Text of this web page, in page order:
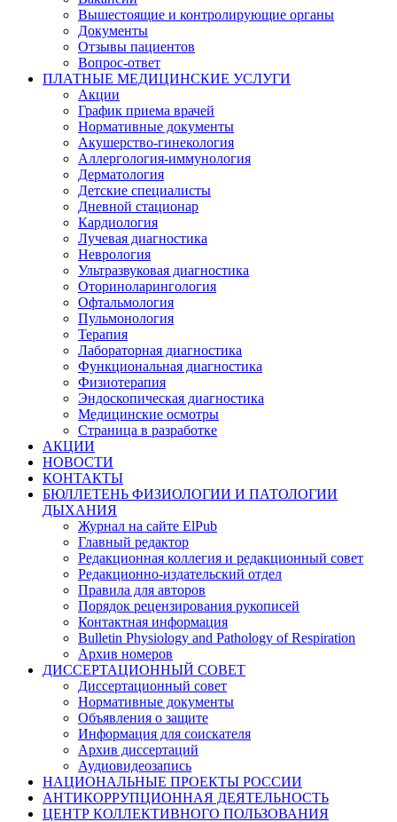
Вышестоящие и контролирующие органы
Документы
Отзывы пациентов
Вопрос-ответ
ПЛАТНЫЕ МЕДИЦИНСКИЕ УСЛУГИ
Акции
График приема врачей
Нормативные документы
Акушерство-гинекология
Аллергология-иммунология
Дерматология
Детские специалисты
Дневной стационар
Кардиология
Лучевая диагностика
Неврология
Ультразвуковая диагностика
Оториноларингология
Офтальмология
Пульмонология
Терапия
Лабораторная диагностика
Функциональная диагностика
Физиотерапия
Эндоскопическая диагностика
Медицинские осмотры
Страница в разработке
АКЦИИ
НОВОСТИ
КОНТАКТЫ
БЮЛЛЕТЕНЬ ФИЗИОЛОГИИ И ПАТОЛОГИИ
ДЫХАНИЯ
Журнал на сайте ElPub
Главный редактор
Редакционная коллегия и редакционный совет
Редакционно-издательский отдел
Правила для авторов
Порядок рецензирования рукописей
Контактная информация
Bulletin Physiology and Pathology of Respiration
Архив номеров
ДИССЕРТАЦИОННЫЙ СОВЕТ
Диссертационный совет
Нормативные документы
Объявления о защите
Информация для соискателя
Архив диссертаций
Аудиовидеозапись
НАЦИОНАЛЬНЫЕ ПРОЕКТЫ РОССИИ
АНТИКОРРУПЦИОННАЯ ДЕЯТЕЛЬНОСТЬ
ЦЕНТР КОЛЛЕКТИВНОГО ПОЛЬЗОВАНИЯ